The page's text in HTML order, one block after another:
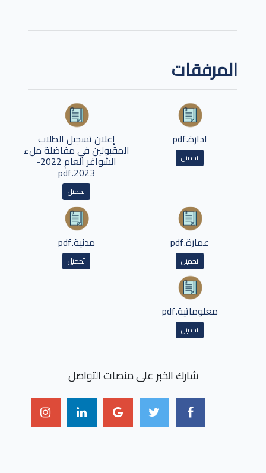
المرفقات
ادارة.pdf
تحميل
إعلان تسجيل الطلاب
المقبولين في مفاضلة ملء
الشواغر العام 2022-
2023.pdf
تحميل
عمارة.pdf
تحميل
مدنية.pdf
تحميل
معلوماتية.pdf
تحميل
شارك الخبر على منصات التواصل